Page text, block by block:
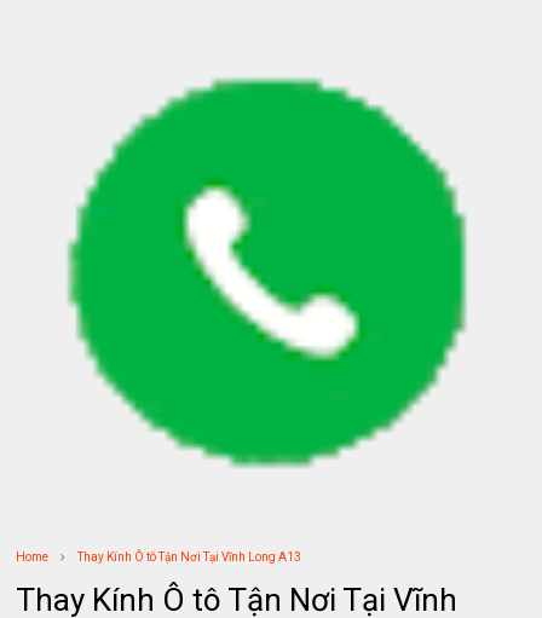
Home Thay Kính Ô tô Tận Nơi Tại Vĩnh Long A13
Thay Kính Ô tô Tận Nơi Tại Vĩnh